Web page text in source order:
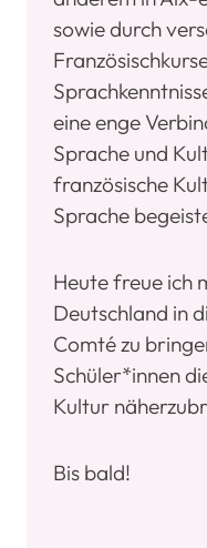
sowie durch
eine enge
Sprache und
französische
Sprache
Heute freue ich
Deutschland in
Comté zu
Schüler*innen
Kultur
Bis bald!